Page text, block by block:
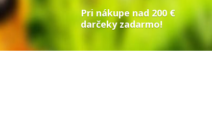
Pri nákupe nad 200 €
darčeky zadarmo!